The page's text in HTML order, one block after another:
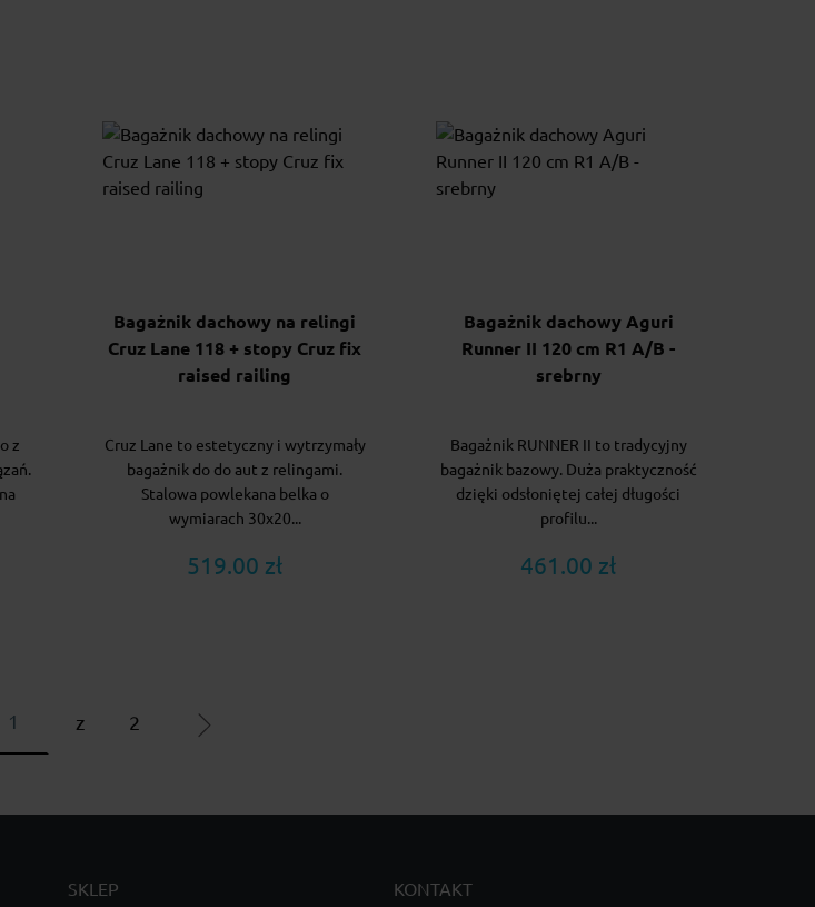
z
Bagażnik dachowy na relingi
Cruz Lane 118 + stopy Cruz fix
raised railing
Cruz Lane to estetyczny i wytrzymały
bagażnik do do aut z relingami.
Stalowa powlekana belka o
wymiarach 30x20...
519.00 zł
Bagażnik dachowy Aguri
Runner II 120 cm R1 A/B -
srebrny
Bagażnik RUNNER II to tradycyjny
bagażnik bazowy. Duża praktyczność
dzięki odsłoniętej całej długości
profilu...
461.00 zł
z 2
SKLEP KONTAKT